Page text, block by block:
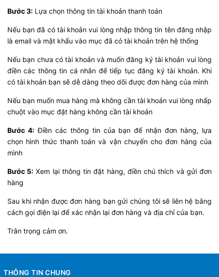
Bước 3: Lựa chọn thông tin tài khoản thanh toán
Nếu bạn đã có tài khoản vui lòng nhập thông tin tên đăng nhập
là email và mật khẩu vào mục đã có tài khoản trên hệ thống
Nếu bạn chưa có tài khoản và muốn đăng ký tài khoản vui lòng
điền các thông tin cá nhân để tiếp tục đăng ký tài khoản. Khi
có tài khoản bạn sẽ dễ dàng theo dõi được đơn hàng của mình
Nếu bạn muốn mua hàng mà không cần tài khoản vui lòng nhấp
chuột vào mục đặt hàng không cần tài khoản
Bước 4:Điền các thông tin của bạn để nhận đơn hàng, lựa
chọn hình thức thanh toán và vận chuyển cho đơn hàng của
mình
Bước 5: Xem lại thông tin đặt hàng, điền chú thích và gửi đơn
hàng
Sau khi nhận được đơn hàng bạn gửi chúng tôi sẽ liên hệ bằng
cách gọi điện lại để xác nhận lại đơn hàng và địa chỉ của bạn.
Trân trọng cảm ơn.
THÔNG TIN CHUNG